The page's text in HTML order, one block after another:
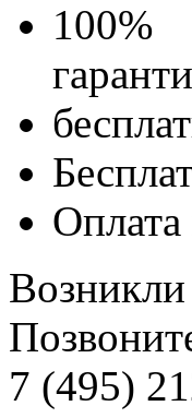
100%
7 (495)